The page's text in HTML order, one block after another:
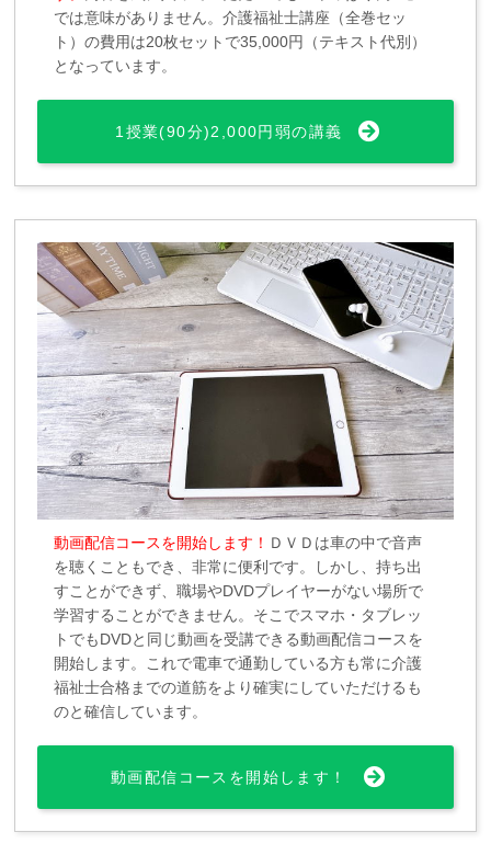
では意味がありません。介護福祉士講座（全巻セッ
ト）の費用は20枚セットで35,000円（テキスト代別）
となっています。
1授業(90分)2,000円弱の講義
動画配信コースを開始します！ ＤＶＤは車の中で音声
を聴くこともでき、非常に便利です。しかし、持ち出
すことができず、職場やDVDプレイヤーがない場所で
学習することができません。そこでスマホ・タブレッ
トでもDVDと同じ動画を受講できる動画配信コースを
開始します。これで電車で通勤している方も常に介護
福祉士合格までの道筋をより確実にしていただけるも
のと確信しています。
動画配信コースを開始します！